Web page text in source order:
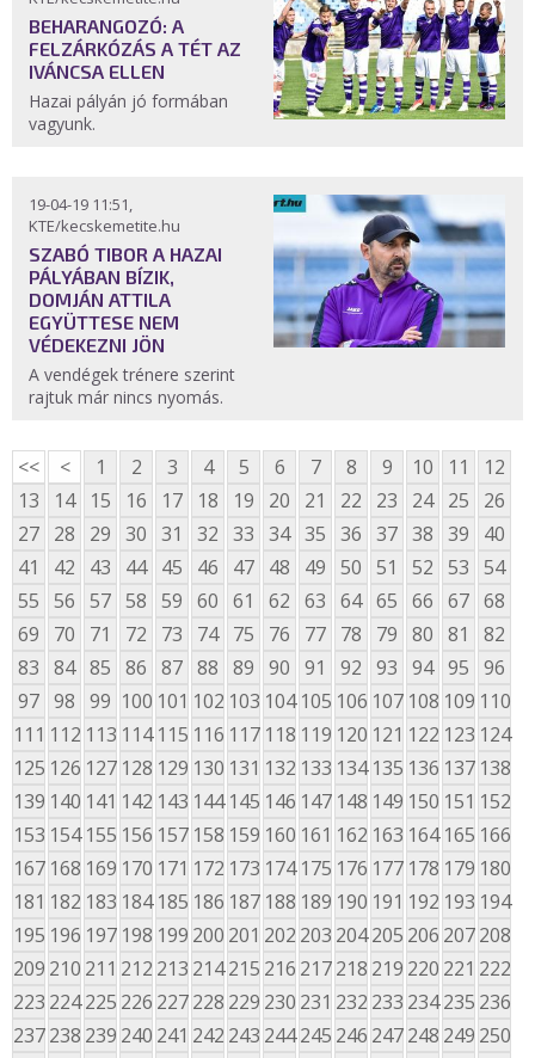
BEHARANGOZÓ: A
FELZÁRKÓZÁS A TÉT AZ
IVÁNCSA ELLEN
Hazai pályán jó formában
vagyunk.
19-04-19 11:51,
KTE/kecskemetite.hu
SZABÓ TIBOR A HAZAI
PÁLYÁBAN BÍZIK,
DOMJÁN ATTILA
EGYÜTTESE NEM
VÉDEKEZNI JÖN
A vendégek trénere szerint
rajtuk már nincs nyomás.
<< < 1 2 3 4 5 6 7 8 9 10 11
12
13
14 15 16 17 18 19 20 21 22 23 24 25
26
27 28 29 30 31 32 33 34 35 36 37 38 39
40
41
42 43 44 45 46 47 48 49 50 51 52 53 54
55 56 57 58 59 60 61 62 63 64 65 66 67 68
69
70 71 72 73 74 75 76 77 78 79 80 81
82
83 84 85 86 87 88 89 90 91 92 93 94 95 96
97 98 99 100 101 102 103 104 105 106 107 108 109 110
111 112 113 114 115 116 117 118 119 120 121 122 123 124
125 126 127 128 129 130 131 132 133 134 135 136 137 138
139 140 141 142 143 144 145 146 147 148 149 150 151 152
153 154 155 156 157 158 159 160 161 162 163 164 165 166
167 168 169 170 171 172 173 174 175 176 177 178 179 180
181 182 183 184 185 186 187 188 189 190 191 192 193 194
195 196 197 198 199 200 201 202 203 204205 206 207208
209 210 211 212 213 214215 216 217218 219 220 221 222
223 224225 226 227228 229 230 231 232 233 234235 236
237238 239 240 241 242 243 244245 246 247248 249 250